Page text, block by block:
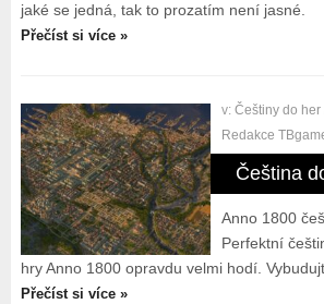
jaké se jedná, tak to prozatím není jasné.
Přečíst si více »
v:Češtiny do her
Redakce
Čeština
Anno 1800
Perfektní
hry Anno 1800 opravdu velmi hodí.
Přečíst si více »